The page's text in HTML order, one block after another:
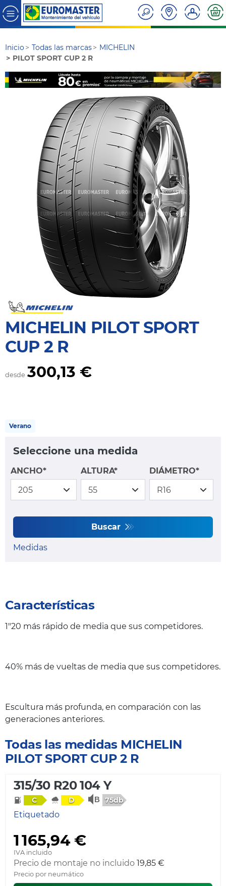
Inicio Todas las marcas
MICHELIN
PILOT SPORT CUP 2 R
MICHELIN PILOT SPORT
CUP 2 R
desde 300,13 €
Verano
Seleccione una medida
ANCHO* ALTURA* DIÁMETRO*
Buscar
Medidas
Características
1"20 más rápido de media que sus competidores.
40% más de vueltas de media que sus competidores.
Escultura más profunda, en comparación con las
generaciones anteriores.
Todas las medidas MICHELIN
PILOT SPORT CUP 2 R
315/30 R20 104 Y
C D 75db
Etiquetado
1 165,94 €
IVA incluido
Precio de montaje no incluido 19,85 €
Precio por neumático